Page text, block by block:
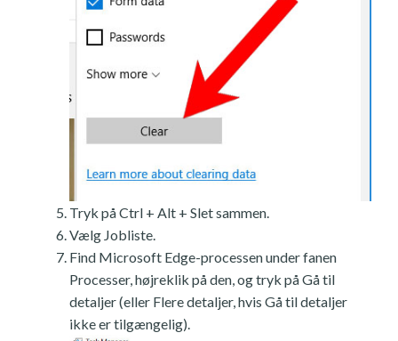
Tryk på Ctrl + Alt + Slet sammen.
Vælg Jobliste.
Find Microsoft Edge-processen under fanen
Processer, højreklik på den, og tryk på Gå til
detaljer (eller Flere detaljer, hvis Gå til detaljer
ikke er tilgængelig).